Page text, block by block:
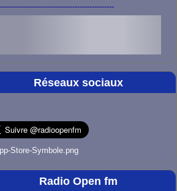
Réseaux sociaux
Radio Open fm